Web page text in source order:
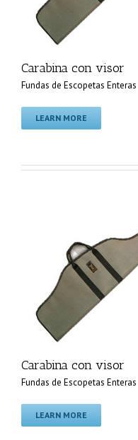
Carabina con visor
Fundas de Escopetas Enteras
LEARN MORE
Carabina con visor
Fundas de Escopetas Enteras
LEARN MORE